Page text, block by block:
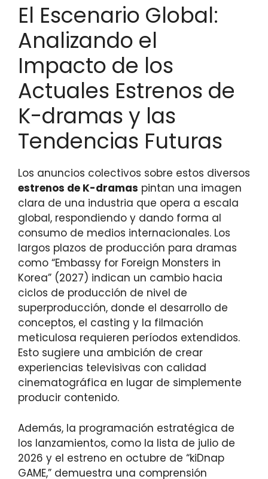
El Escenario Global:
Analizando el
Impacto de los
Actuales Estrenos de
K-dramas y las
Tendencias Futuras
Los anuncios colectivos sobre estos diversos
estrenos de K-dramas pintan una imagen
clara de una industria que opera a escala
global, respondiendo y dando forma al
consumo de medios internacionales. Los
largos plazos de producción para dramas
como “Embassy for Foreign Monsters in
Korea” (2027) indican un cambio hacia
ciclos de producción de nivel de
superproducción, donde el desarrollo de
conceptos, el casting y la filmación
meticulosa requieren períodos extendidos.
Esto sugiere una ambición de crear
experiencias televisivas con calidad
cinematográfica en lugar de simplemente
producir contenido.
Además, la programación estratégica de
los lanzamientos, como la lista de julio de
2026 y el estreno en octubre de “kiDnap
GAME,” demuestra una comprensión